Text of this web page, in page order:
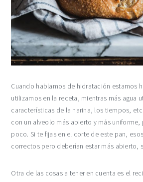
Cuando hablamos de hidratación estamos
utilizamos en la receta, mientras más agua
características de la harina, los tiempos,
con un alveolo más abierto y más
poco. Si te fijas en el corte de este pan,
correctos pero deberían estar más abierto,
Otra de las cosas a tener en cuenta es el